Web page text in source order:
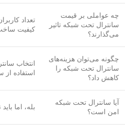
چه عواملی بر قیمت
سانترال تحت شبکه تاثیر
می‌گذارند؟
تعداد
کیفیت
چگونه می‌توان هزینه‌های
سانترال تحت شبکه را
کاهش داد؟
انتخاب
استفاده از
آیا سانترال تحت شبکه
امن است؟
بله، اما